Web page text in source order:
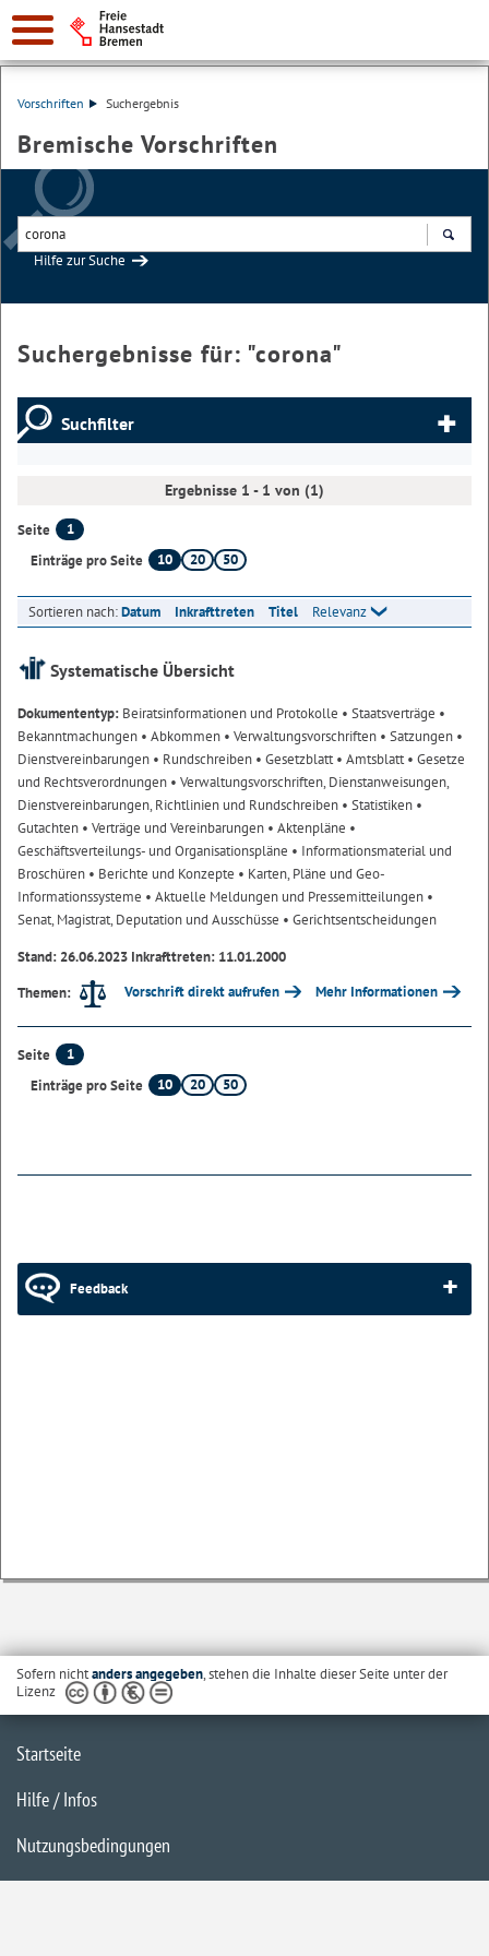
Vorschriften Suchergebnis
Bremische Vorschriften
Hilfe zur Suche
Suchergebnisse für: "corona"
Suchfilter
Ergebnisse 1 - 1 von (1)
Seite
1
Einträge pro Seite
10 20 50
Sortieren nach:Datum Inkrafttreten Titel Relevanz
Systematische Übersicht
Dokumententyp: Beiratsinformationen und Protokolle • Staatsverträge •
Bekanntmachungen • Abkommen • Verwaltungsvorschriften • Satzungen •
Dienstvereinbarungen • Rundschreiben • Gesetzblatt• Amtsblatt• Gesetze
und Rechtsverordnungen • Verwaltungsvorschriften, Dienstanweisungen,
Dienstvereinbarungen, Richtlinien und Rundschreiben • Statistiken •
Gutachten • Verträge und Vereinbarungen • Aktenpläne •
Geschäftsverteilungs- und Organisationspläne • Informationsmaterial und
Broschüren • Berichte und Konzepte • Karten, Pläne und Geo-
Informationssysteme • Aktuelle Meldungen und Pressemitteilungen •
Senat, Magistrat, Deputation und Ausschüsse • Gerichtsentscheidungen
Stand: 26.06.2023 Inkrafttreten: 11.01.2000
Themen:
Vorschrift direkt aufrufen Mehr Informationen
Seite
1
Einträge pro Seite
10 20 50
Feedback
Sofern nichtanders angegeben, stehen die Inhalte dieser Seite unter der
Lizenz
Startseite
Hilfe / Infos
Nutzungsbedingungen